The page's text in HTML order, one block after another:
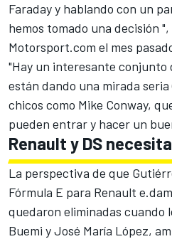
Faraday y hablando con un
hemos tomado una decisión
Motorsport.com el mes
"Hay un interesante conjunto
están dando una mirada
chicos como Mike Conway,
pueden entrar y hacer un
Renault y DS
La perspectiva de que
Fórmula E para Renault
quedaron eliminadas cuando
Buemi y José María López,